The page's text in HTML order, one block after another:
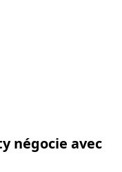
négocie avec